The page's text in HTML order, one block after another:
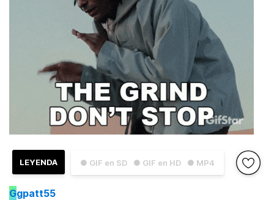
● GIF en SD ● GIF en HD ● MP4
LEYENDA
Ggpatt55